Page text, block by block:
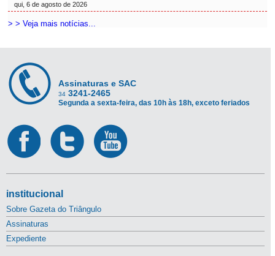
qui, 6 de agosto de 2026
> > Veja mais notícias...
Assinaturas e SAC
34 3241-2465
Segunda a sexta-feira, das 10h às 18h, exceto feriados
institucional
Sobre Gazeta do Triângulo
Assinaturas
Expediente